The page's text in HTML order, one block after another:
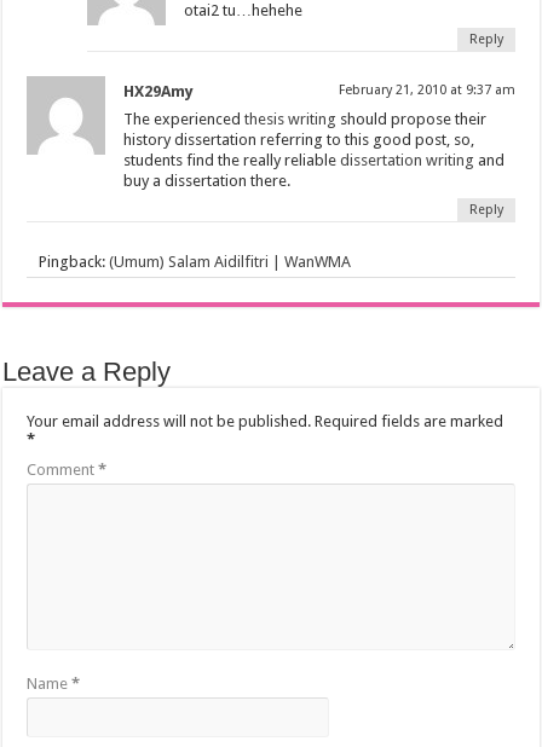
otai2 tu…hehehe
Reply
HX29Amy February 21, 2010 at 9:37 am
The experiencedthesis writing should propose their
history dissertation referring to this good post, so,
students find the really reliabledissertation writing and
buy a dissertation there.
Reply
Pingback:(Umum) Salam Aidilfitri | WanWMA
Leave a Reply
Your email address will not be published. Required fields are marked
*
Comment*
Name*